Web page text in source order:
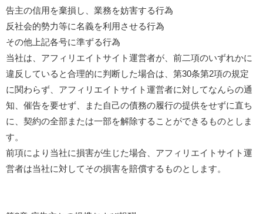
告主の信用を棄損し、業務を妨害する行為
反社会的勢力等に名義を利用させる行為
その他上記各号に準ずる行為
当社は、アフィリエイトサイト運営者が、前二項のいずれかに
違反していると合理的に判断した場合は、第30条第2項の規定
に関わらず、アフィリエイトサイト運営者に対してなんらの通
知、催告を要せず、また自己の債務の履行の提供をせずに直ち
に、契約の全部または一部を解除することができるものとしま
す。
前項により当社に損害が生じた場合、アフィリエイトサイト運
営者は当社に対してその損害を賠償するものとします。